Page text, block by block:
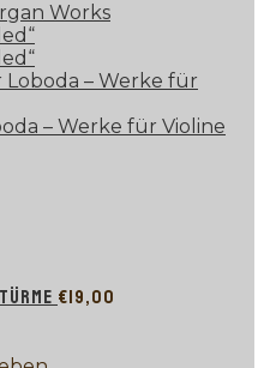
Works
– Werke für
– Werke für Violine
€19,00